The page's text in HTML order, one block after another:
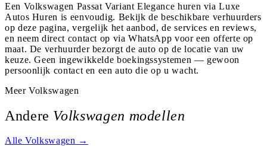
Een Volkswagen Passat Variant Elegance huren via Luxe
Autos Huren is eenvoudig. Bekijk de beschikbare verhuurders
op deze pagina, vergelijk het aanbod, de services en reviews,
en neem direct contact op via WhatsApp voor een offerte op
maat. De verhuurder bezorgt de auto op de locatie van uw
keuze. Geen ingewikkelde boekingssystemen — gewoon
persoonlijk contact en een auto die op u wacht.
MeerVolkswagen
Andere Volkswagen modellen
AlleVolkswagen →